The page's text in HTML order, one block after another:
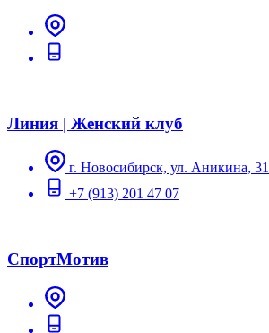
Линия | Женский клуб
г. Новосибирск, ул. Аникина, 31
+7 (913) 201 47 07
СпортМотив